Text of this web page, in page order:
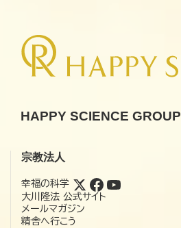
HAPPY SCIENCE GROUP
宗教法人
幸福の科学
大川隆法 公式サイト
メールマガジン
精舎へ行こう